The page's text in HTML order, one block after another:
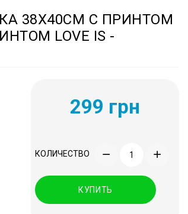
38Х40СМ С ПРИНТОМ
LOVE IS -
299 грн
КОЛИЧЕСТВО
КУПИТЬ